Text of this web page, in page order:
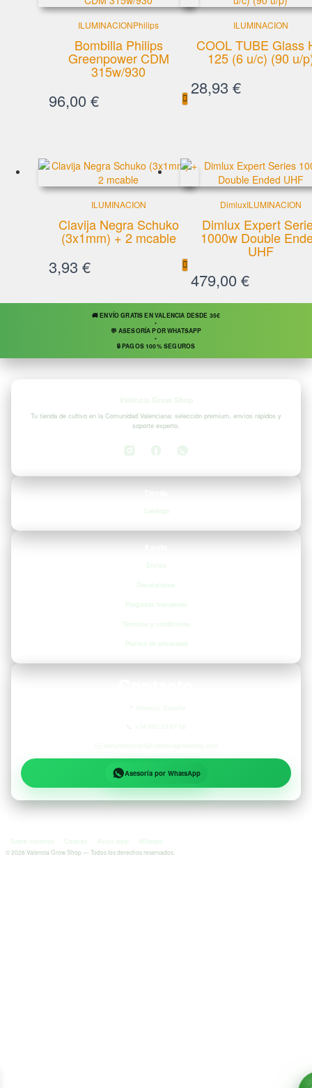
ILUMINACIONPhilips
Bombilla Philips
Greenpower CDM
315w/930
96,00 €
ILUMINACION
COOL TUBE Glass
125 (6 u/c) (90 u/
28,93 €
ILUMINACION
Clavija Negra Schuko
(3x1mm) + 2 mcable
3,93 €
DimluxILUMINACION
Dimlux Expert
1000w Double
UHF
479,00 €
🚚 ENVÍO GRATIS EN VALENCIA DESDE 35€
•
💬 ASESORÍA POR WHATSAPP
•
🔒 PAGOS 100% SEGUROS
Tu tienda de cultivo en la Comunidad Valenciana: selección premium, envíos rápidos y
soporte experto.
Catálogo
Envíos
Devoluciones
Preguntas frecuentes
Términos y condiciones
Política de privacidad
Asesoría por WhatsApp
Sobre nosotros Cookies Aviso legal Afiliados
©2026 Valencia Grow Shop — Todos los derechos reservados.